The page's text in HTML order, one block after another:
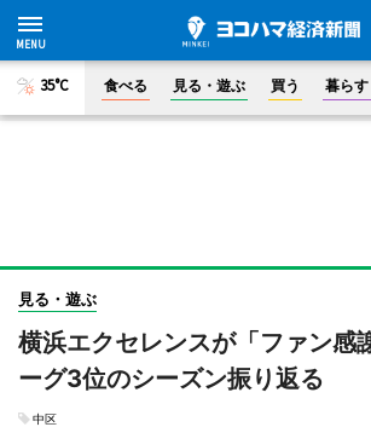
35°C 食べる 見る・遊ぶ 買う 暮らす
見る・遊ぶ
横浜エクセレンスが「ファン
ーグ3位のシーズン振り返る
中区